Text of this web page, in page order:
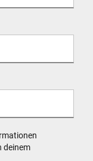
deinem